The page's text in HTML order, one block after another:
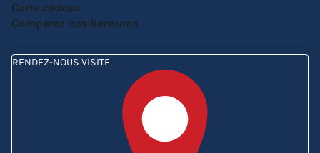
Carte cadeau
Comparez nos barnums
RENDEZ-NOUS VISITE